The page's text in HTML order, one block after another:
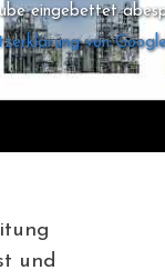
eingebettet
von
und